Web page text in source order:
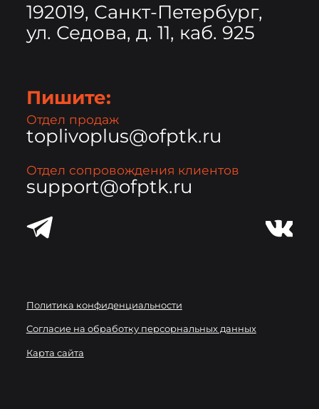
192019, Санкт-Петербург,
ул. Седова, д. 11, каб. 925
Пишите:
Отдел продаж
toplivoplus@ofptk.ru
Отдел сопровождения клиентов
support@ofptk.ru
Политика конфиденциальности
Согласие на обработку персорнальных данных
Карта сайта